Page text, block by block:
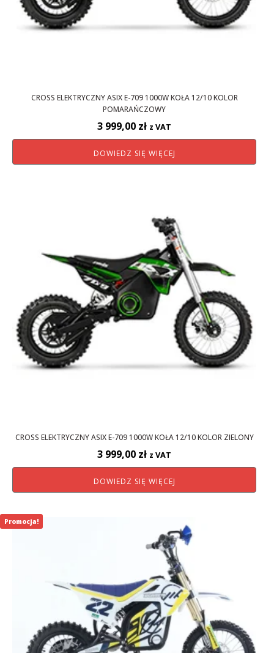
CROSS ELEKTRYCZNY ASIX E-709 1000W KOŁA 12/10 KOLOR
POMARAŃCZOWY
3 999,00 zł z VAT
DOWIEDZ SIĘ WIĘCEJ
CROSS ELEKTRYCZNY ASIX E-709 1000W KOŁA 12/10 KOLOR ZIELONY
3 999,00 zł z VAT
DOWIEDZ SIĘ WIĘCEJ
Promocja!